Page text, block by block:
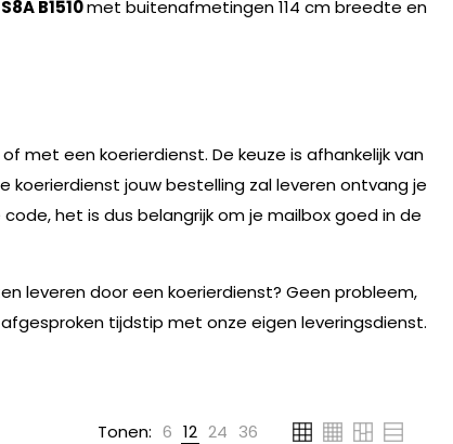
B1510met buitenafmetingen 114 cm breedte en
met een koerierdienst. De keuze is afhankelijk van
jouw bestelling zal leveren ontvang je
het is dus belangrijk om je mailbox goed in de
leveren door een koerierdienst? Geen probleem,
tijdstip met onze eigen leveringsdienst.
Tonen: 6 12 24 36